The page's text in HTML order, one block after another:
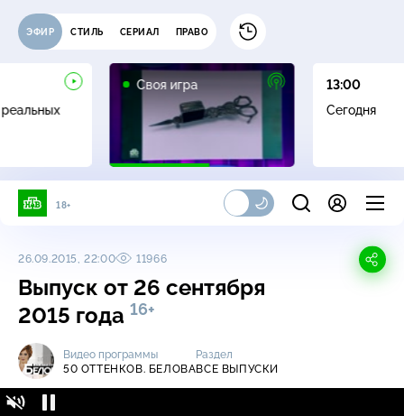
ЭФИР СТИЛЬ СЕРИАЛ ПРАВО
Своя игра
0+
13:00
Сегодня
18+
26.09.2015, 22:00 11966
Выпуск от 26 сентября
2015 года 16+
Видео программы
50 ОТТЕНКОВ. БЕЛОВА
Раздел
ВСЕ ВЫПУСКИ